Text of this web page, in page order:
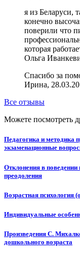
я из Беларуси,
конечно
поверили что
которая
Ольга
Спасибо за
Ирина,
Все отзывы
Можете посмотреть
Педагогика и методика
экзаменационные
Отклонения в поведении
преодоления
Возрастная психология
Индивидуальные
Произведения С.
дошкольного возраста